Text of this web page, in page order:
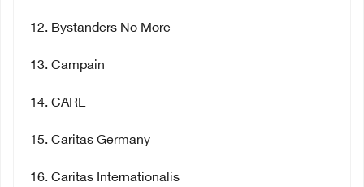
12. Bystanders No More
13. Campain
14. CARE
15. Caritas Germany
16. Caritas Internationalis